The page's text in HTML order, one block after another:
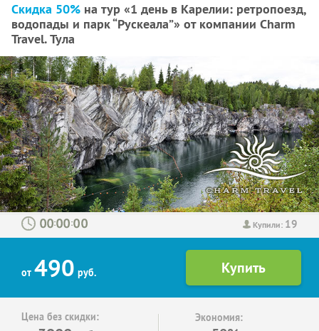
Скидка 50% на тур «1 день в Карелии: ретропоезд,
водопады и парк “Рускеала”» от компании Charm
Travel. Тула
Купили: 19
: :
от 490 руб.
Цена без скидки: Экономия: